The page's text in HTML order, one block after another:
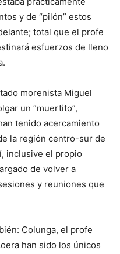
y de “pilón” estos
total que el profe
esfuerzos de lleno
morenista Miguel
un “muertito”,
tenido acercamiento
la región centro-sur de
inclusive el propio
de volver a
y reuniones que
Colunga, el profe
han sido los únicos